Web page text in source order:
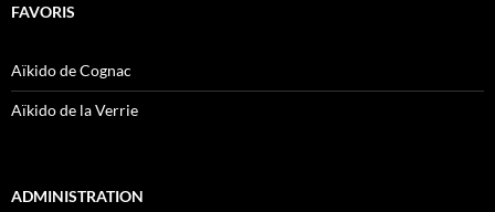
FAVORIS
Aïkido de Cognac
Aïkido de la Verrie
ADMINISTRATION